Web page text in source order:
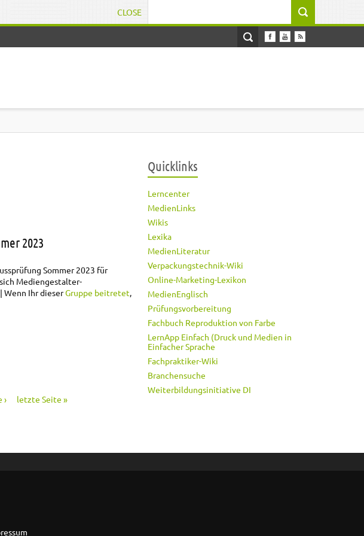
CLOSE
2023
Sommer 2023 für
Mediengestalter-
Wenn Ihr dieserGruppe beitretet
2023
› letzte Seite »
Quicklinks
Lerncenter
MedienLinks
Wikis
Lexika
MedienLiteratur
Verpackungstechnik-Wiki
Online-Marketing-Lexikon
MedienEnglisch
Prüfungsvorbereitung
Fachbuch Reproduktion von Farbe
LernApp Einfach (Druck und Medien in
Einfacher Sprache
Fachpraktiker-Wiki
Branchensuche
Weiterbildungsinitiative DI